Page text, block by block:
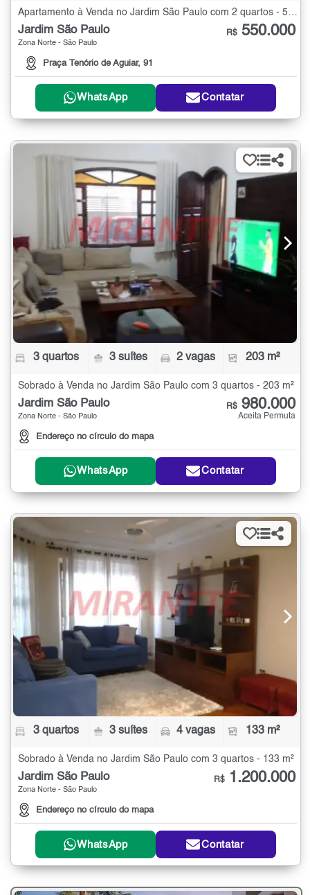
Jardim São Paulo
Zona Norte - São Paulo
Praça Tenório de Aguiar, 91
R$ 550.000
WhatsApp Contatar
3 quartos 3 suítes 2 vagas 203 m²
Sobrado à Venda no Jardim São Paulo com 3 quartos - 203 m²
Jardim São Paulo
Zona Norte - São Paulo
Endereço no círculo do mapa
R$ 980.000
Aceita Permuta
WhatsApp Contatar
3 quartos 3 suítes 4 vagas 133 m²
Sobrado à Venda no Jardim São Paulo com 3 quartos - 133 m²
Jardim São Paulo
Zona Norte - São Paulo
Endereço no círculo do mapa
R$ 1.200.000
WhatsApp Contatar